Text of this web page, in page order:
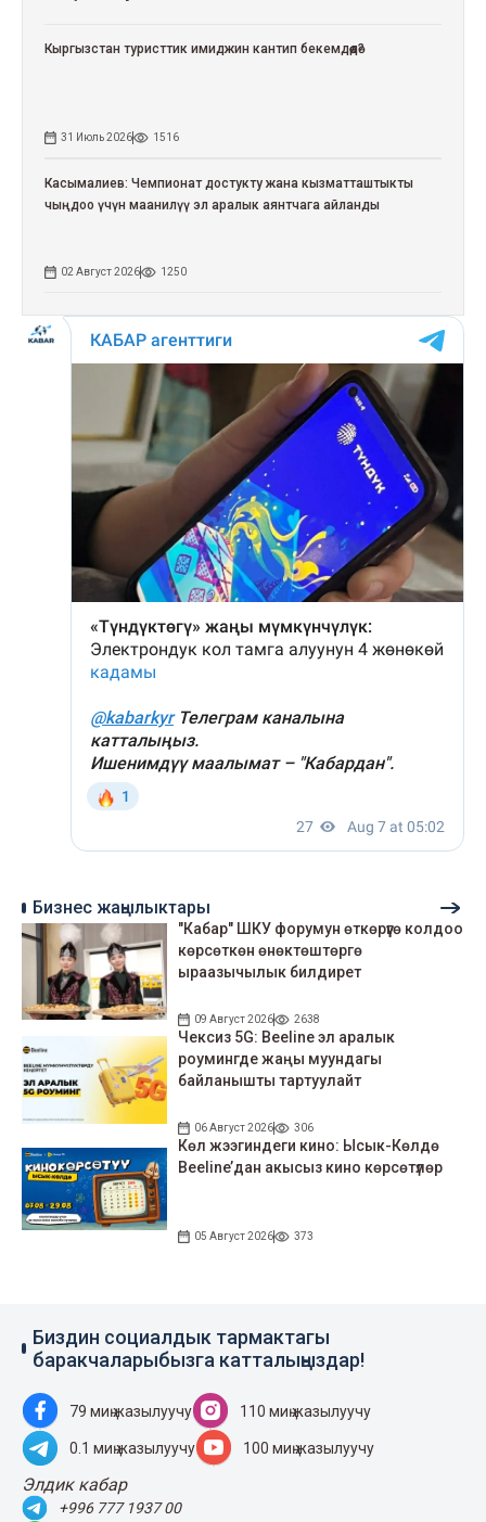
Кыргызстан туристтик имиджин кантип бекемдөөдө?
31 Июль 2026 1516
Касымалиев: Чемпионат достукту жана кызматташтыкты
чыңдоо үчүн маанилүү эл аралык аянтчага айланды
02 Август 2026 1250
Бизнес жаңылыктары
"Кабар" ШКУ форумун өткөрүүгө колдоо
көрсөткөн өнөктөштөргө
ыраазычылык билдирет
09 Август 2026 2638
Чексиз 5G: Beeline эл аралык
роумингде жаңы муундагы
байланышты тартуулайт
06 Август 2026 306
Көл жээгиндеги кино: Ысык-Көлдө
Beeline’дан акысыз кино көрсөтүлөр
05 Август 2026 373
Биздин социалдык тармактагы
баракчаларыбызга катталыңыздар!
79 миң жазылуучу 110 миң жазылуучу
0.1 миң жазылуучу 100 миң жазылуучу
Элдик кабар
+996 777 1937 00